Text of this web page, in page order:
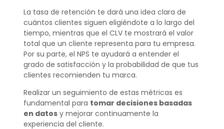
La tasa de retención te dará una idea clara de
cuántos clientes siguen eligiéndote a lo largo del
tiempo, mientras que el CLV te mostrará el valor
total que un cliente representa para tu empresa.
Por su parte, el NPS te ayudará a entender el
grado de satisfacción y la probabilidad de que tus
clientes recomienden tu marca.
Realizar un seguimiento de estas métricas es
fundamental para tomar decisiones basadas
en datosy mejorar continuamente la
experiencia del cliente.